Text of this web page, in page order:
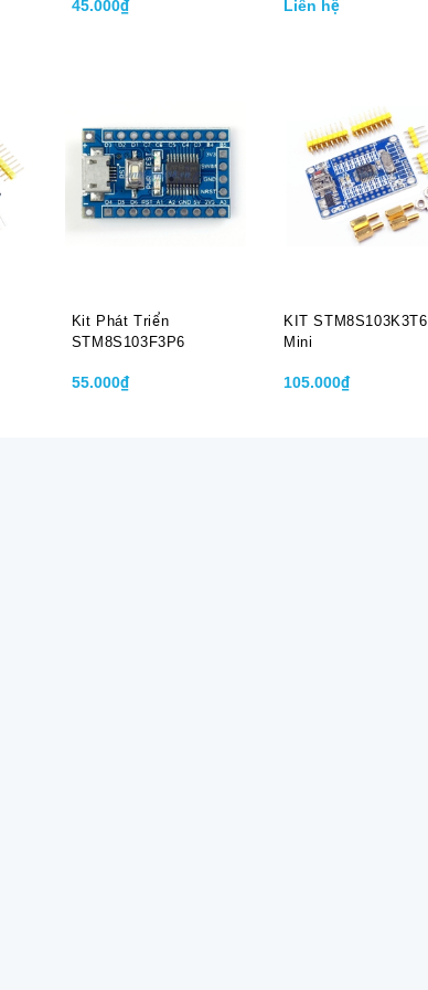
45.000₫ Liên hệ
Kit Phát Triển
STM8S103F3P6
55.000₫
KIT STM8S103K3T6
Mini
105.000₫